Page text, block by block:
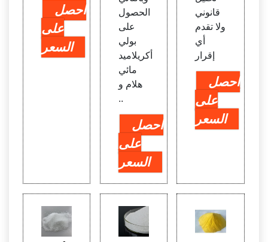
احصل
على
السعر
الحصول
على
بولي
أكريلاميد
مائي
هلام و
..
احصل
على
السعر
قانوني
ولا تقدم
أي
إقرار
احصل
على
السعر